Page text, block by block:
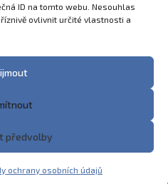
ID na tomto webu. Nesouhlas
ovlivnit určité vlastnosti a
předvolby
ochrany osobních údajů
osobních údajů:
Březenecká 4808 430 04
451 filip.sikola@innone.cz
byeStation.cz